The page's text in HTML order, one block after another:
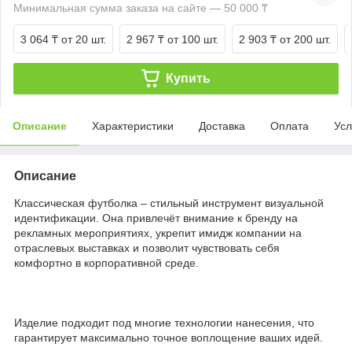
Минимальная сумма заказа на сайте — 50 000 ₸
3 064 ₸ от 20 шт. 2 967 ₸ от 100 шт. 2 903 ₸ от 200 шт.
Купить
Описание Характеристики Доставка Оплата
Описание
Классическая футболка – стильный инструмент визуальной
идентификации. Она привлечёт внимание к бренду на
рекламных мероприятиях, укрепит имидж компании на
отраслевых выставках и позволит чувствовать себя
комфортно в корпоративной среде.
Изделие подходит под многие технологии нанесения, что
гарантирует максимально точное воплощение ваших идей.